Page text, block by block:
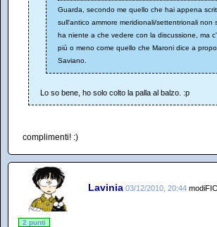
Guarda, secondo me quello che hai appena
sull'antico ammore meridionali/settentrionali non
ha niente a che vedere con la discussione, ma
più o meno come quello che Maroni dice a
Saviano.
Lo so bene, ho solo colto la palla al balzo. :p
complimenti! :)
Lavinia 03/12/2010, 20:44
2 punti